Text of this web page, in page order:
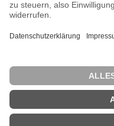
INFORMATIONEN
SHOP-EINSTELLUNGEN
Vertrag widerrufen